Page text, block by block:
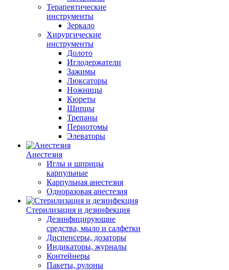
Терапевтические
инструменты
Зеркало
Хирургические
инструменты
Долото
Иглодержатели
Зажимы
Люксаторы
Ножницы
Кюреты
Шипцы
Трепаны
Периотомы
Элеваторы
Анестезия
Иглы и шприцы
карпульные
Карпульная анестезия
Одноразовая анестезия
Стерилизация и дезинфекция
Дезинфицирующие
средства, мыло и салфетки
Диспенсеры, дозаторы
Индикаторы, журналы
Контейнеры
Пакеты, рулоны